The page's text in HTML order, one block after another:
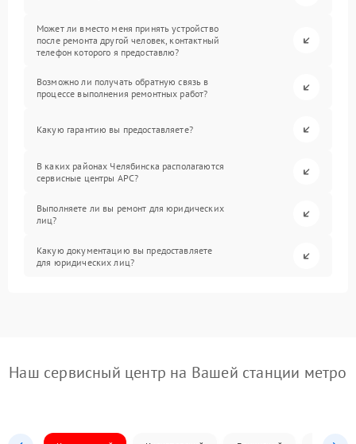
Может ли вместо меня принять устройство
после ремонта другой человек, контактный
телефон которого я предоставлю?
Возможно ли получать обратную связь в
процессе выполнения ремонтных работ?
Какую гарантию вы предоставляете?
В каких районах Челябинска располагаются
сервисные центры APC?
Выполняете ли вы ремонт для юридических
лиц?
Какую документацию вы предоставляете
для юридических лиц?
Наш сервисный центр на Вашей станции метро